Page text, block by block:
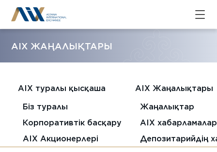
AIX ЖАҢАЛЫҚТАРЫ
AIX туралы қысқаша
Біз туралы
Корпоративтік басқару
AIX Акционерлері
AIX Жаңалықтары
Жаңалықтар
AIX
Депозитарийдің